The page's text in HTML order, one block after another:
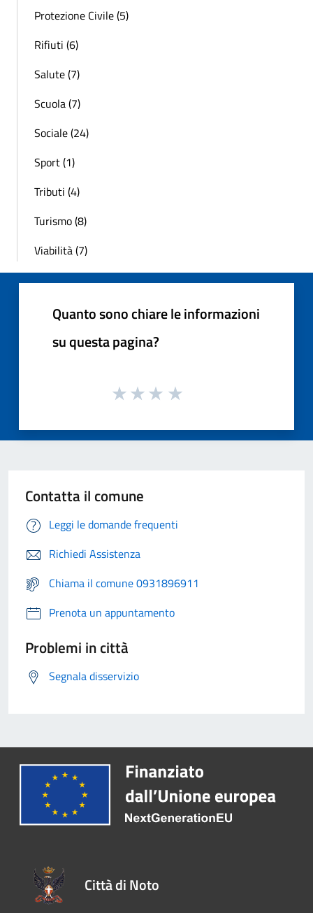
Protezione Civile (5)
Rifiuti (6)
Salute (7)
Scuola (7)
Sociale (24)
Sport (1)
Tributi (4)
Turismo (8)
Viabilità (7)
Quanto sono chiare le informazioni
su questa pagina?
Contatta il comune
Leggi le domande frequenti
Richiedi Assistenza
Chiama il comune 0931896911
Prenota un appuntamento
Problemi in città
Segnala disservizio
Città di Noto